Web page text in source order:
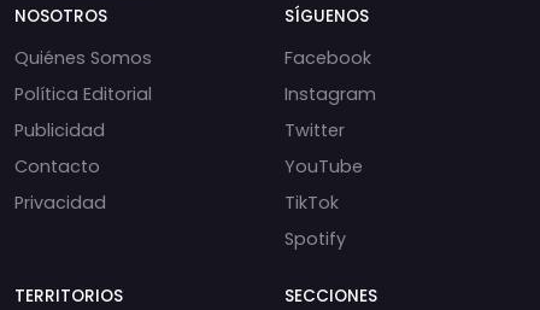
NOSOTROS
Quiénes Somos
Política Editorial
Publicidad
Contacto
Privacidad
SÍGUENOS
Facebook
Instagram
Twitter
YouTube
TikTok
Spotify
TERRITORIOS SECCIONES